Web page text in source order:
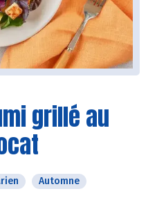
grillé au
Automne